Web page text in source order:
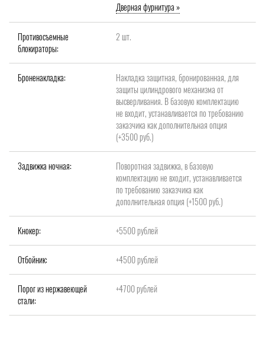
Дверная фурнитура »
Противосъемные
блокираторы:
2 шт.
Броненакладка:
Накладка защитная, бронированная, для
защиты цилиндрового механизма от
высверливания. В базовую комплектацию
не входит, устанавливается по требованию
заказчика как дополнительная опция
(+3500 руб.)
Задвижка ночная:
Поворотная задвижка, в базовую
комплектацию не входит, устанавливается
по требованию заказчика как
дополнительная опция (+1500 руб.)
Кнокер: +5500 рублей
Отбойник: +4500 рублей
Порог из нержавеющей
стали:
+4700 рублей